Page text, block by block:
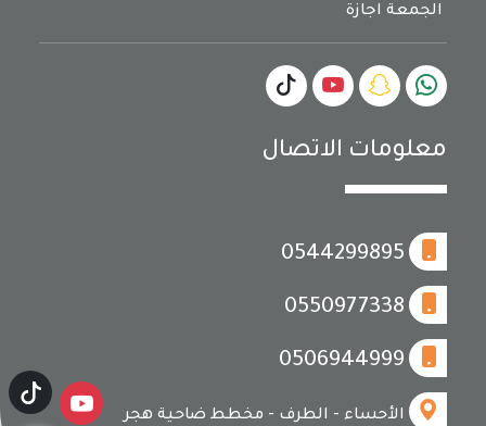
الجمعة اجازة
معلومات الاتصال
0544299895
0550977338
0506944999
الأحساء - الطرف - مخطط ضاحية هجر